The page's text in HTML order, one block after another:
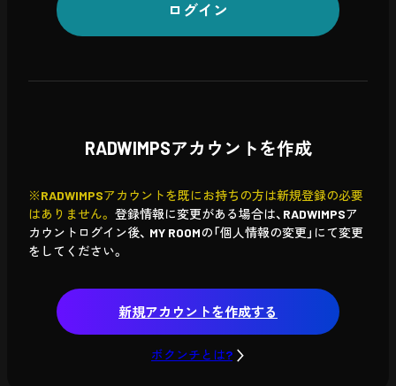
ログイン
RADWIMPSアカウントを作成
※RADWIMPSアカウントを既にお持ちの方は新規登録の必要
はありません。 登録情報に変更がある場合は、RADWIMPSア
カウントログイン後、 MY ROOMの「個人情報の変更」にて変更
をしてください。
新規アカウントを作成する
ボクンチとは?